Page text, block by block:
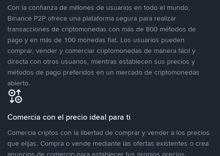
Con la confianza de millones de usuarios en todo el mundo,
Binance P2P ofrece una plataforma segura para realizar
transacciones de criptomonedas con más de 800 métodos de
pago y en más de 100 monedas fiat. Los usuarios pueden
comprar, vender y comerciar criptomonedas de manera fácil y
directa con otros usuarios, mientras establecen sus precios y
métodos de pago preferidos en un mercado de criptomonedas
abierto.
Comercia con el precio ideal para ti
Comercia criptos con la libertad de comprar y vender a los precios
que elijas. Compra o vende mediante las ofertas existentes o crea
anuncios de comercio para establecer tus propios precios.